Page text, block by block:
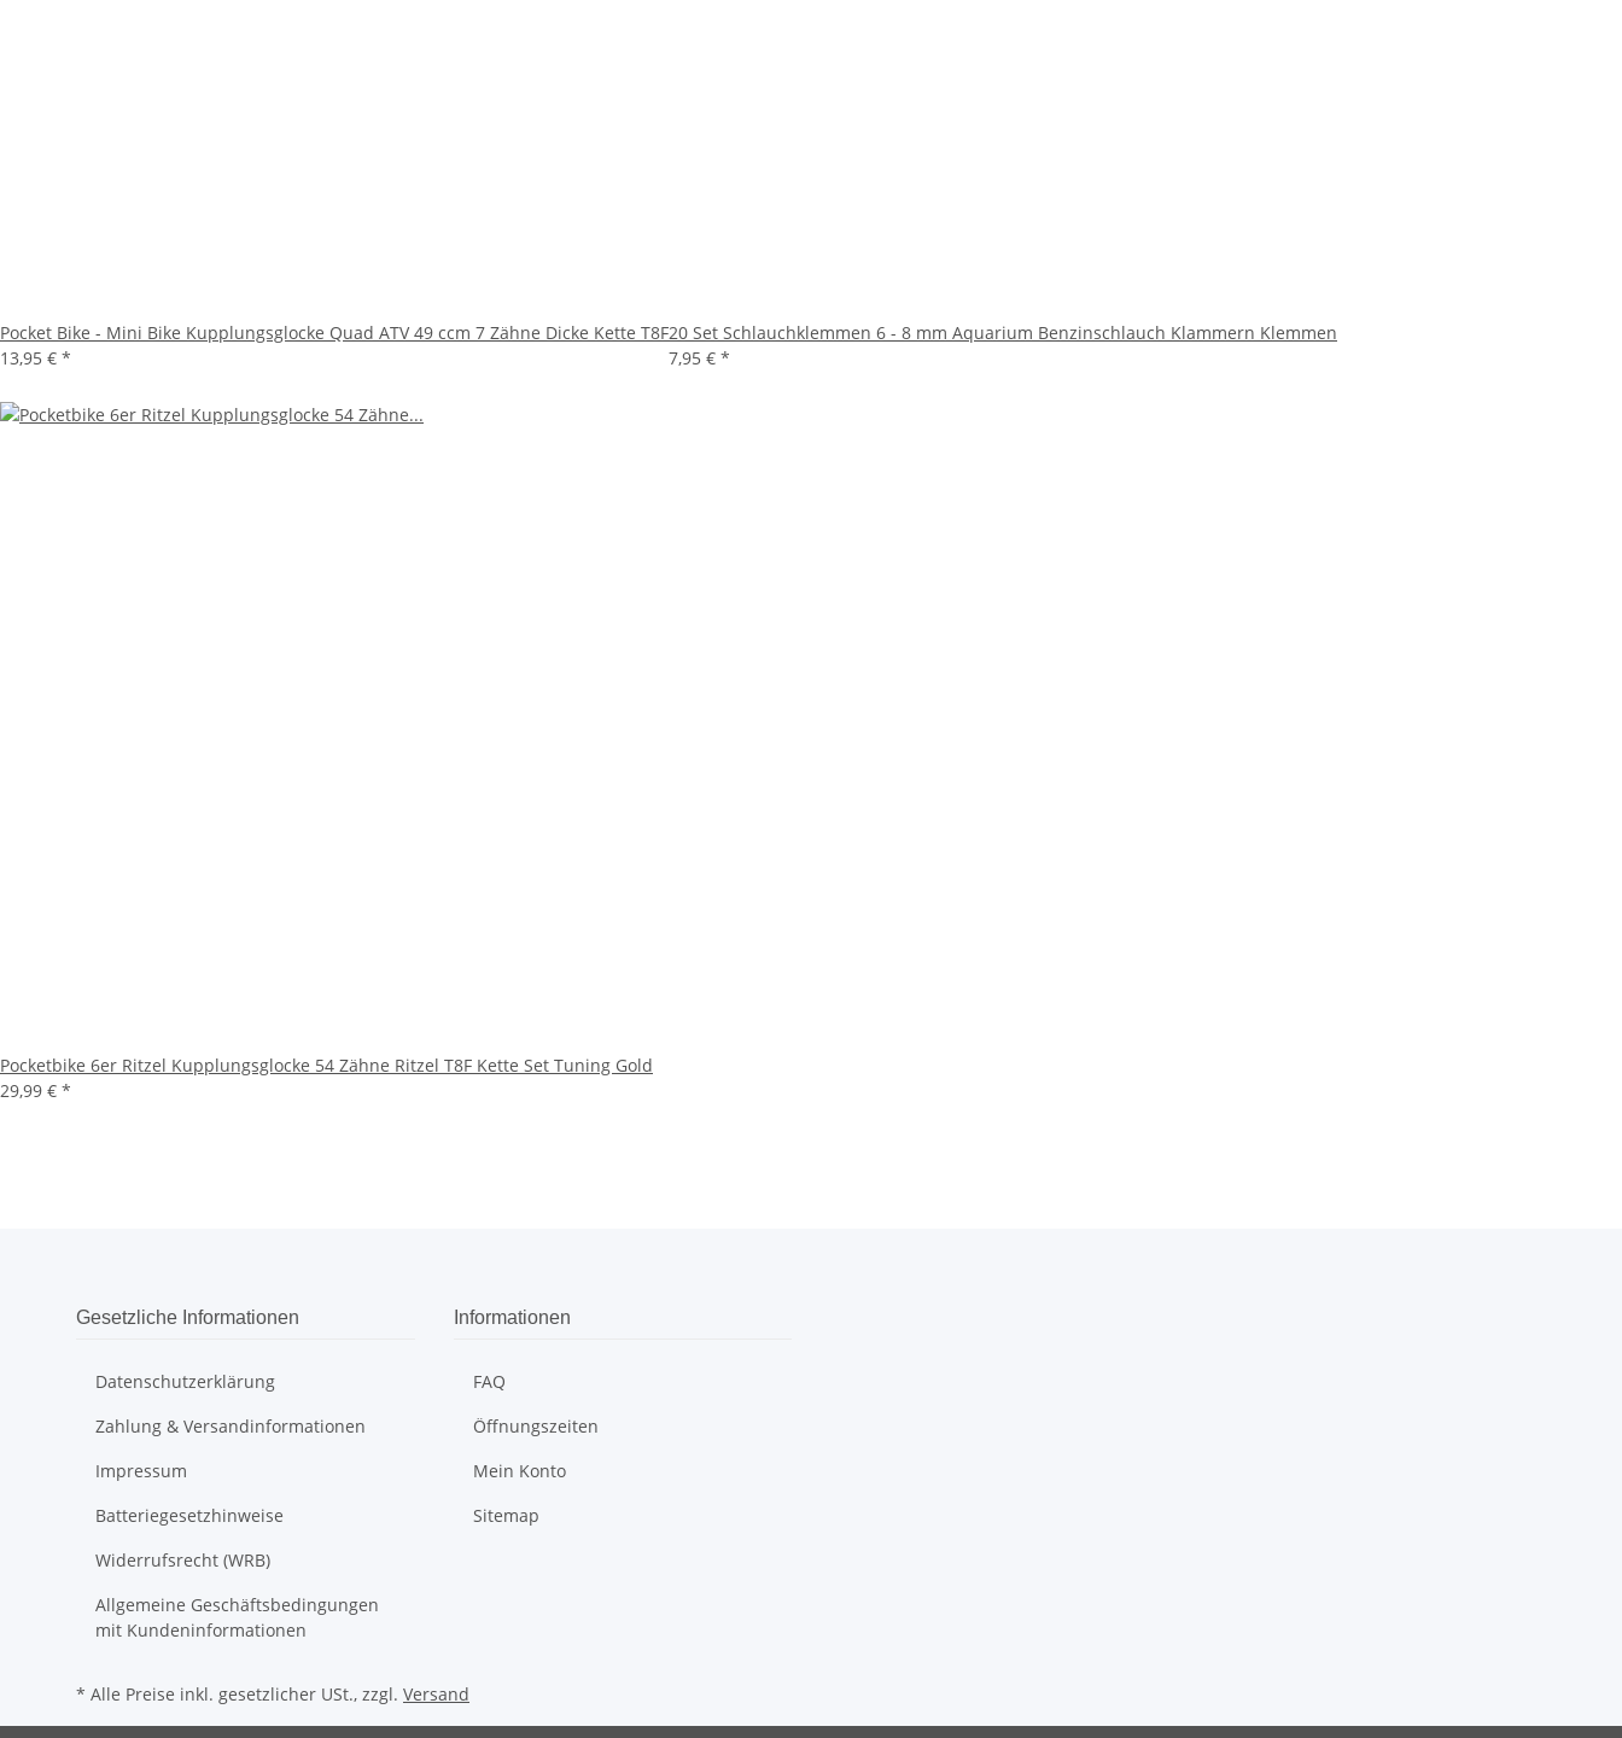
Pocket Bike - Mini Bike Kupplungsglocke Quad ATV 49 ccm 7 Zähne Dicke Kette T8F
13,95 € *
20 Set Schlauchklemmen 6 - 8 mm Aquarium Benzinschlauch Klammern Klemmen
7,95 € *
Pocketbike 6er Ritzel Kupplungsglocke 54 Zähne Ritzel T8F Kette Set Tuning Gold
29,99 € *
Gesetzliche Informationen
Datenschutzerklärung
Zahlung & Versandinformationen
Impressum
Batteriegesetzhinweise
Widerrufsrecht (WRB)
Allgemeine Geschäftsbedingungen
mit Kundeninformationen
Informationen
FAQ
Öffnungszeiten
Mein Konto
Sitemap
* Alle Preise inkl. gesetzlicher USt., zzgl. Versand